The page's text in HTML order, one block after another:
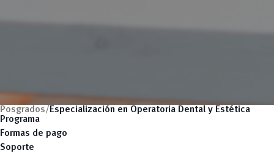
Posgrados/ Especialización en Operatoria Dental y Estética
Programa
Formas de pago
Soporte